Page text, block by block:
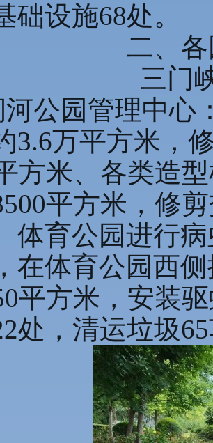
础设施68处。
二、
三门
河公园管理中心
3.6万平方米，
方米、各类造
平方米，修
体育公园进行
在体育公园西
平方米，安装
处，清运垃圾